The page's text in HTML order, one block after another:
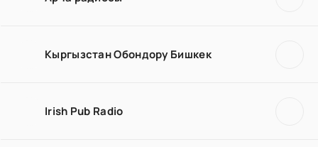
Кыргызстан Обондору Бишкек
Irish Pub Radio